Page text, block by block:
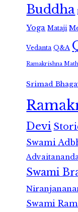
Buddha
Yoga Mataji
Vedanta Q&A
Ramakrishna Math
Srimad
Devi
Swami
Swami
Swami